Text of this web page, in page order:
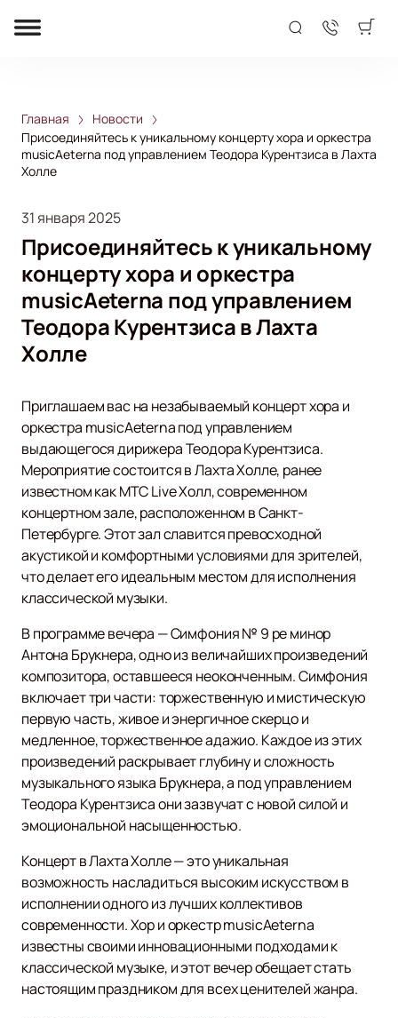
Главная
Новости
Присоединяйтесь к уникальному концерту хора и оркестра
musicAeterna под управлением Теодора Курентзиса в Лахта
Холле
31 января 2025
Присоединяйтесь к уникальному
концерту хора и оркестра
musicAeterna под управлением
Теодора Курентзиса в Лахта
Холле
Приглашаем вас на незабываемый концерт хора и
оркестра musicAeterna под управлением
выдающегося дирижера Теодора Курентзиса.
Мероприятие состоится в Лахта Холле, ранее
известном как МТС Live Холл, современном
концертном зале, расположенном в Санкт-
Петербурге. Этот зал славится превосходной
акустикой и комфортными условиями для зрителей,
что делает его идеальным местом для исполнения
классической музыки.
В программе вечера — Симфония № 9 ре минор
Антона Брукнера, одно из величайших произведений
композитора, оставшееся неоконченным. Симфония
включает три части: торжественную и мистическую
первую часть, живое и энергичное скерцо и
медленное, торжественное адажио. Каждое из этих
произведений раскрывает глубину и сложность
музыкального языка Брукнера, а под управлением
Теодора Курентзиса они зазвучат с новой силой и
эмоциональной насыщенностью.
Концерт в Лахта Холле — это уникальная
возможность насладиться высоким искусством в
исполнении одного из лучших коллективов
современности. Хор и оркестр musicAeterna
известны своими инновационными подходами к
классической музыке, и этот вечер обещает стать
настоящим праздником для всех ценителей жанра.